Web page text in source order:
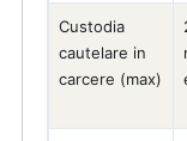
Custodia
cautelare in
carcere (max)